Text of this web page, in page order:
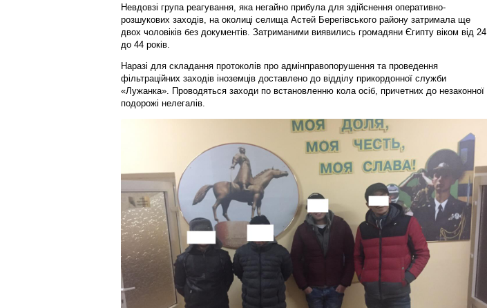
Невдовзі група реагування, яка негайно прибула для здійснення оперативно-
розшукових заходів, на околиці селища Астей Берегівського району затримала ще
двох чоловіків без документів. Затриманими виявились громадяни Єгипту віком від 24
до 44 років.
Наразі для складання протоколів про адмінправопорушення та проведення
фільтраційних заходів іноземців доставлено до відділу прикордонної служби
«Лужанка». Проводяться заходи по встановленню кола осіб, причетних до незаконної
подорожі нелегалів.